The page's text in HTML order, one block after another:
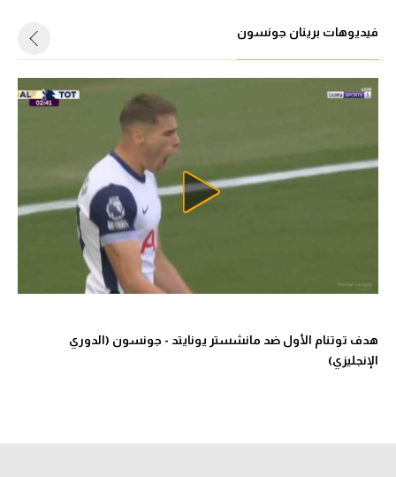
تحقيق في الجول
كويز في الجول
فيديوهات برينان جونسون
هدف توتنام الأول ضد مانشستر يونايتد - جونسون (الدوري
الإنجليزي)